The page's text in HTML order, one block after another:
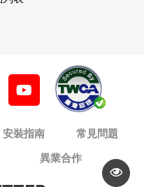
安裝指南
常見問題
異業合作